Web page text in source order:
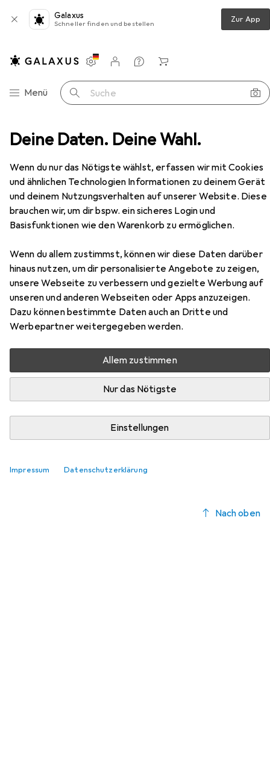
Deine Daten. Deine Wahl.
Wenn du nur das Nötigste wählst, erfassen wir mit Cookies
und ähnlichen Technologien Informationen zu deinem Gerät
und deinem Nutzungsverhalten auf unserer Website. Diese
brauchen wir, um dir bspw. ein sicheres Login und
Basisfunktionen wie den Warenkorb zu ermöglichen.
Wenn du allem zustimmst, können wir diese Daten darüber
hinaus nutzen, um dir personalisierte Angebote zu zeigen,
unsere Webseite zu verbessern und gezielte Werbung auf
unseren und anderen Webseiten oder Apps anzuzeigen.
Dazu können bestimmte Daten auch an Dritte und
Werbepartner weitergegeben werden.
Allem zustimmen
Nur das Nötigste
Einstellungen
Impressum Datenschutzerklärung
Galaxus
Schneller finden und bestellen Zur App
Navigation nach Kategorien
Menü Suche
Einstellungen
Kundenkonto
Vergleichslisten
Merklisten
Warenkorb
Couchtisch + Beistelltisch vidaXL Donovan
EUR
88,62
vidaXL
Donovan
90 x 40 x 50 cm
Zubehör für vidaXL Donovan
Hier findest du passendes Zubehör zum Produkt vidaXL
Donovan aus der Kategorie Möbelgleiter + Schutzpuffer.
Relevanz
Produktliste
Möbelgleiter + Schutzpuffer
EUR
9,41 EUR
1,18/1Stk.
Fix-o-mollTeppich-Gleiter
Nach oben